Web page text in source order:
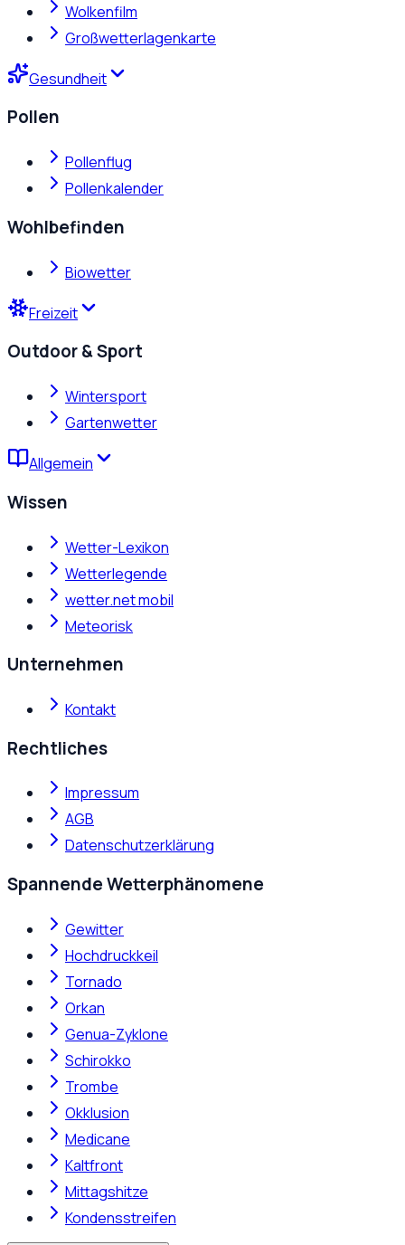
Wolkenfilm
Großwetterlagenkarte
Gesundheit
Pollen
Pollenflug
Pollenkalender
Wohlbefinden
Biowetter
Freizeit
Outdoor & Sport
Wintersport
Gartenwetter
Allgemein
Wissen
Wetter-Lexikon
Wetterlegende
wetter.net mobil
Meteorisk
Unternehmen
Kontakt
Rechtliches
Impressum
AGB
Datenschutzerklärung
Spannende Wetterphänomene
Gewitter
Hochdruckkeil
Tornado
Orkan
Genua-Zyklone
Schirokko
Trombe
Okklusion
Medicane
Kaltfront
Mittagshitze
Kondensstreifen